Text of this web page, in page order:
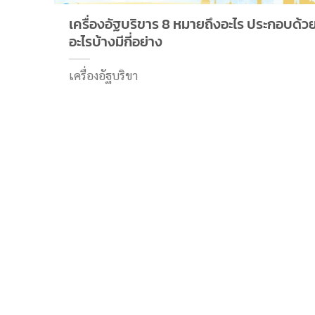
เครื่องอัฐบริขาร 8 หมายถึงอะไร ประกอบด้ว
อะไรบ้างมีกี่อย่าง
เครื่องอัฐบริขา